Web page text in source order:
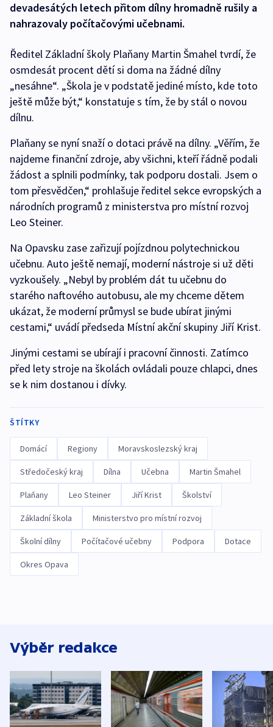
devadesátých letech přitom dílny hromadně rušily a
nahrazovaly počítačovými učebnami.
Ředitel Základní školy Plaňany Martin Šmahel tvrdí, že
osmdesát procent dětí si doma na žádné dílny
„nesáhne“. „Škola je v podstatě jediné místo, kde toto
ještě může být,“ konstatuje s tím, že by stál o novou
dílnu.
Plaňany se nyní snaží o dotaci právě na dílny. „Věřím, že
najdeme finanční zdroje, aby všichni, kteří řádně podali
žádost a splnili podmínky, tak podporu dostali. Jsem o
tom přesvědčen,“ prohlašuje ředitel sekce evropských a
národních programů z ministerstva pro místní rozvoj
Leo Steiner.
Na Opavsku zase zařizují pojízdnou polytechnickou
učebnu. Auto ještě nemají, moderní nástroje si už děti
vyzkoušely. „Nebyl by problém dát tu učebnu do
starého naftového autobusu, ale my chceme dětem
ukázat, že moderní průmysl se bude ubírat jinými
cestami,“ uvádí předseda Místní akční skupiny Jiří Krist.
Jinými cestami se ubírají i pracovní činnosti. Zatímco
před lety stroje na školách ovládali pouze chlapci, dnes
se k nim dostanou i dívky.
ŠTÍTKY
Domácí Regiony Moravskoslezský kraj
Středočeský kraj Dílna Učebna Martin Šmahel
Plaňany Leo Steiner Jiří Krist Školství
Základní škola Ministerstvo pro místní rozvoj
Školní dílny Počítačové učebny Podpora Dotace
Okres Opava
Výběr redakce